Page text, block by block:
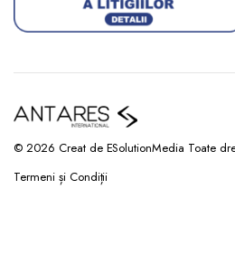
© 2026 Creat de ESolutionMedia Toate
Termeni și Condiții